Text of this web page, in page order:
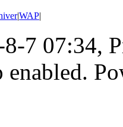
|WAP|
7 07:34,
enabled.